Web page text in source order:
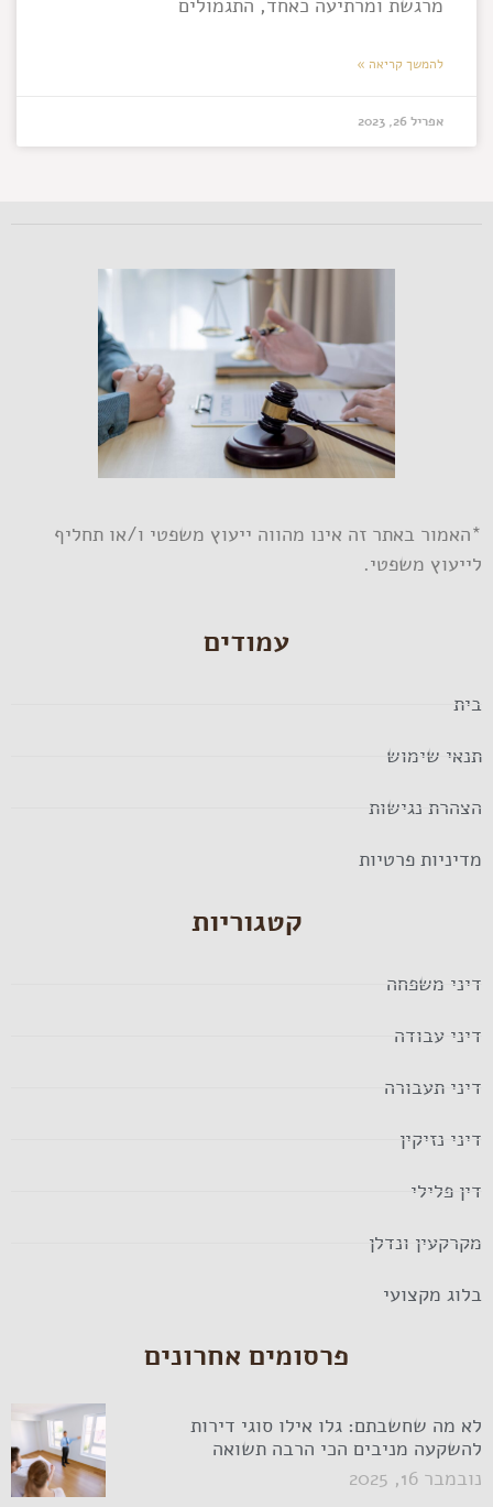
להמשך קריאה »
אפריל 26, 2023
*האמור באתר זה אינו מהווה ייעוץ משפטי ו/או תחליף
לייעוץ משפטי.
עמודים
בית
תנאי שימוש
הצהרת נגישות
מדיניות פרטיות
קטגוריות
דיני משפחה
דיני עבודה
דיני תעבורה
דיני נזיקין
דין פלילי
מקרקעין ונדלן
בלוג מקצועי
פרסומים אחרונים
לא מה שחשבתם: גלו אילו סוגי דירות
להשקעה מניבים הכי הרבה תשואה
נובמבר 16, 2025